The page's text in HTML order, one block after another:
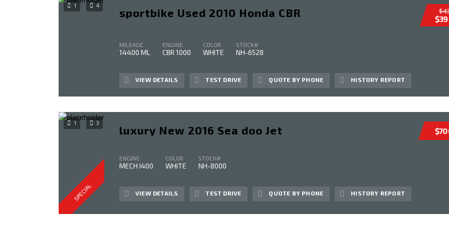
1 4
sportbike Used 2010 Honda CBR
MILEAGE
14400 ML
ENGINE
CBR 1000
COLOR
WHITE
STOCK#
NH-6528
VIEW DETAILS TEST DRIVE QUOTE BY PHONE HISTORY REPORT
SPECIAL
1 3
$70
luxury New 2016 Sea doo Jet
ENGINE
MECH I400
COLOR
WHITE
STOCK#
NH-8000
VIEW DETAILS TEST DRIVE QUOTE BY PHONE HISTORY REPORT